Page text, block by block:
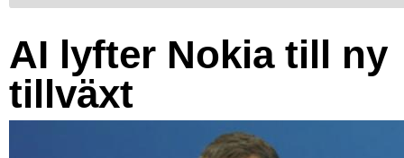
AI lyfter Nokia till ny
tillväxt